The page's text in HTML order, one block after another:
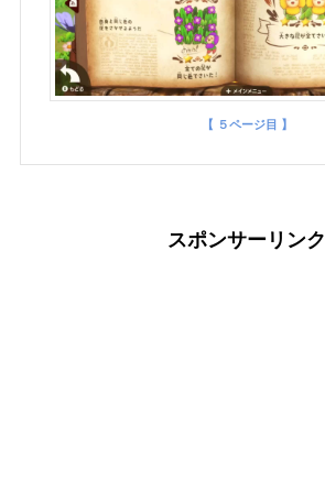
【 ５ページ目 】
スポンサーリンク